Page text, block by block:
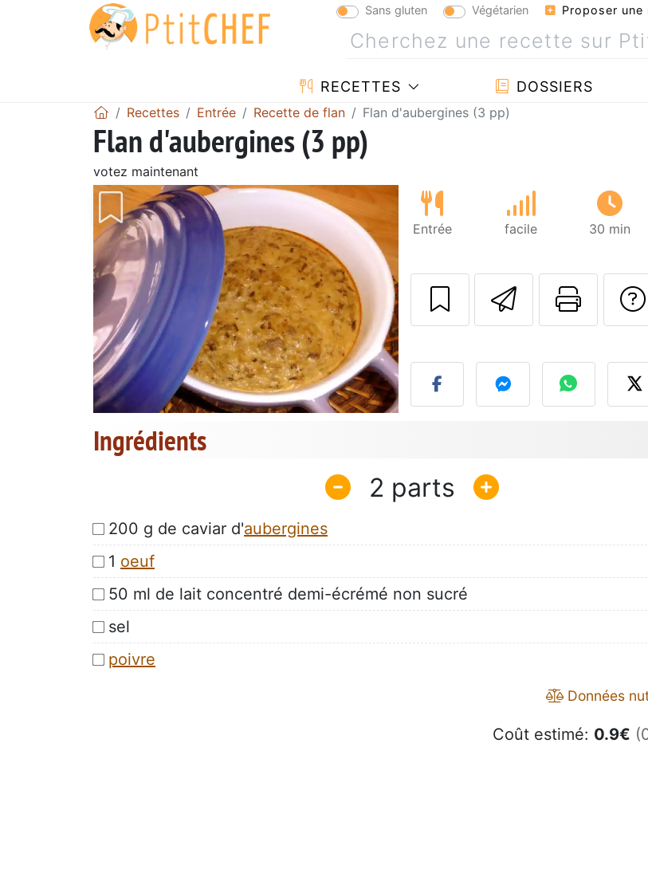
Sans gluten Végétarien Proposer une
RECETTES DOSSIERS
Recettes Entrée Recette de flan Flan d'aubergines (3 pp)
Flan d'aubergines (3 pp)
votez maintenant
Entrée facile 30 min
Envoyer
Ingrédients
2
200 g de caviar d'aubergines
1 oeuf
50 ml de lait concentré demi-écrémé non sucré
sel
poivre
Données
Coût estimé: 0.9€